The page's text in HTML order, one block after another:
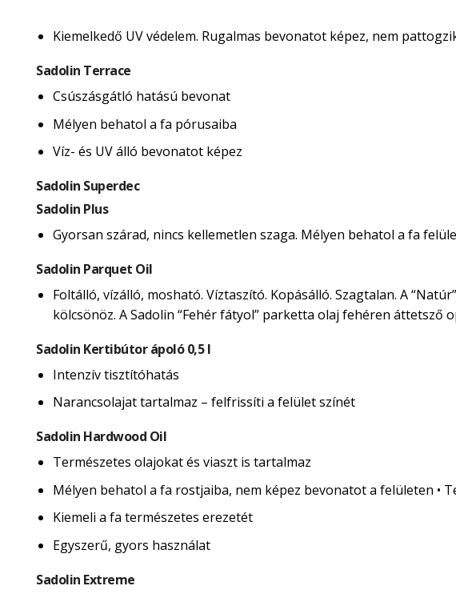
Kiemelkedő UV védelem. Rugalmas bevonatot képez, nem
Sadolin Terrace
Csúszásgátló hatású bevonat
Mélyen behatol a fa pórusaiba
Víz- és UV álló bevonatot képez
Sadolin Superdec
Sadolin Plus
Gyorsan szárad, nincs kellemetlen szaga. Mélyen behatol a fa
Sadolin Parquet Oil
Foltálló, vízálló, mosható. Víztaszító. Kopásálló. Szagtalan. A
kölcsönöz. A Sadolin “Fehér fátyol” parketta olaj fehéren
Sadolin Kertibútor ápoló 0,5 l
Intenzív tisztítóhatás
Narancsolajat tartalmaz – felfrissíti a felület színét
Sadolin Hardwood Oil
Természetes olajokat és viaszt is tartalmaz
Mélyen behatol a fa rostjaiba, nem képez bevonatot a felületen •
Kiemeli a fa természetes erezetét
Egyszerű, gyors használat
Sadolin Extreme